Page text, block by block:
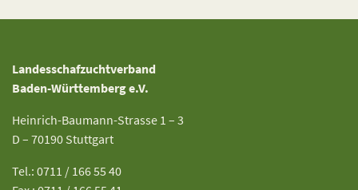
Landesschafzuchtverband
Baden-Württemberg e.V.
Heinrich-Baumann-Strasse 1 – 3
D – 70190 Stuttgart
Tel.: 0711 / 166 55 40